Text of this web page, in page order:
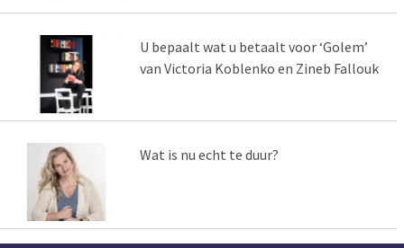
U bepaalt wat u betaalt voor ‘Golem’
van Victoria Koblenko en Zineb Fallouk
Wat is nu echt te duur?